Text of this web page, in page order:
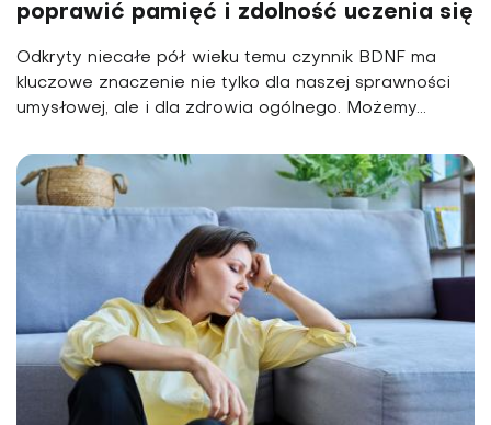
poprawić pamięć i zdolność uczenia się
Odkryty niecałe pół wieku temu czynnik BDNF ma
kluczowe znaczenie nie tylko dla naszej sprawności
umysłowej, ale i dla zdrowia ogólnego. Możemy...